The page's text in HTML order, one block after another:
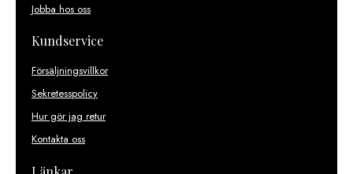
Jobba hos oss
Kundservice
Försäljningsvillkor
Sekretesspolicy
Hur gör jag retur
Kontakta oss